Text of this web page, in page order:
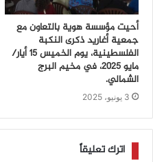
أحيت مؤسسة هوية بالتعاون مع
جمعية أغاريد ذكرى النكبة
الفلسطينية، يوم الخميس 15 أيار/
مايو 2025، في مخيم البرج
الشمالي.
3 يونيو، 2025
اترك تعليقاً